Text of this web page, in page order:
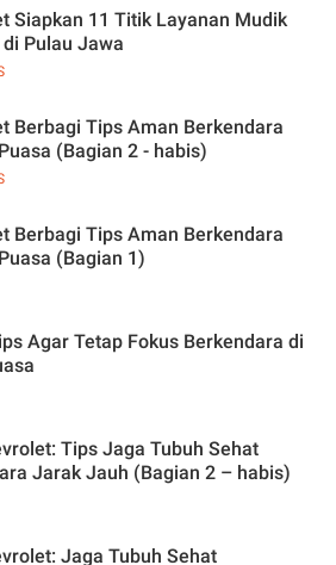
Siapkan 11 Titik Layanan Mudik
Pulau Jawa
Berbagi Tips Aman Berkendara
(Bagian 2 - habis)
Berbagi Tips Aman Berkendara
(Bagian 1)
Agar Tetap Fokus Berkendara di
Tips Jaga Tubuh Sehat
Jarak Jauh (Bagian 2 – habis)
Jaga Tubuh Sehat